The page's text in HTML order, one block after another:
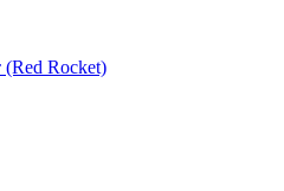
(Red Rocket)